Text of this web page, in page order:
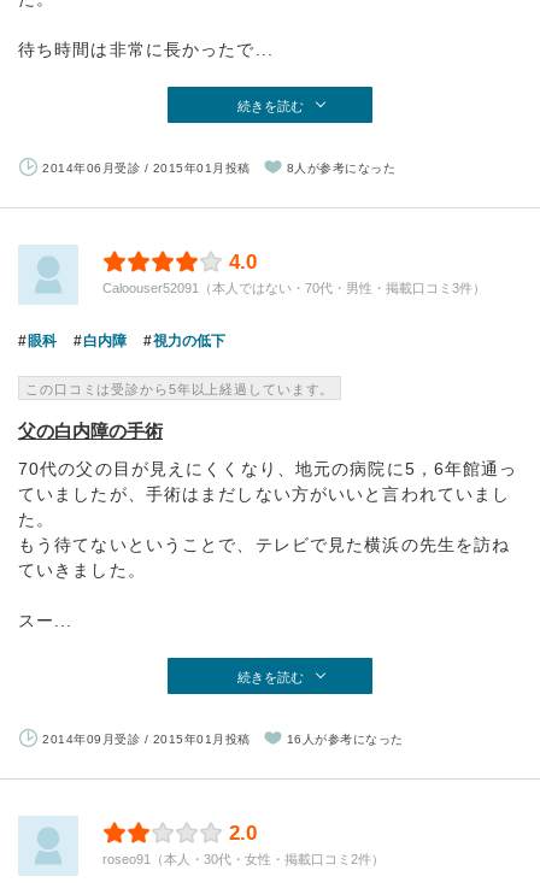
待ち時間は非常に長かったで...
続きを読む
2014年06月受診 / 2015年01月投稿 8人が参考になった
4.0
Caloouser52091（本人ではない・70代・男性・掲載口コミ3件）
眼科 白内障 視力の低下
この口コミは受診から5年以上経過しています。
父の白内障の手術
70代の父の目が見えにくくなり、地元の病院に5，6年館通っ
ていましたが、手術はまだしない方がいいと言われていまし
た。
もう待てないということで、テレビで見た横浜の先生を訪ね
ていきました。
スー...
続きを読む
2014年09月受診 / 2015年01月投稿 16人が参考になった
2.0
roseo91（本人・30代・女性・掲載口コミ2件）